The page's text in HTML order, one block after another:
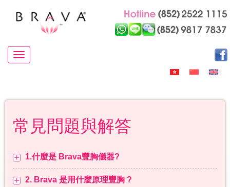
Toggle navigation
常見問題與解答
1.什麼是 Brava豐胸儀器?
2. Brava 是用什麼原理豐胸 ?